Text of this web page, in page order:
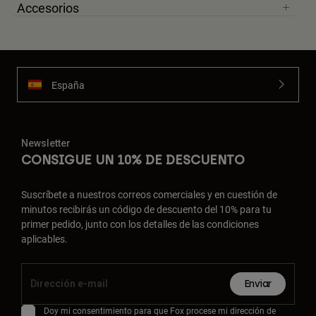
Accesorios
España
Newsletter
CONSIGUE UN 10% DE DESCUENTO
Suscríbete a nuestros correos comerciales y en cuestión de
minutos recibirás un código de descuento del 10% para tu
primer pedido, junto con los detalles de las condiciones
aplicables.
Enviar
Doy mi consentimiento para que Fox procese mi dirección de